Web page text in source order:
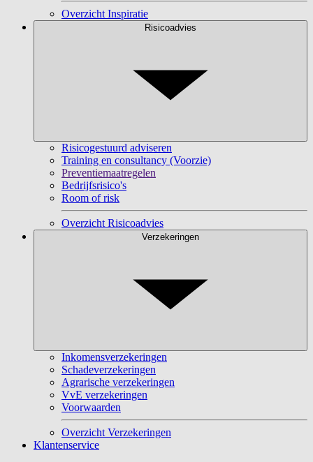
Overzicht Inspiratie
Risicoadvies
Risicogestuurd adviseren
Training en consultancy (Voorzie)
Preventiemaatregelen
Bedrijfsrisico's
Room of risk
Overzicht Risicoadvies
Verzekeringen
Inkomensverzekeringen
Schadeverzekeringen
Agrarische verzekeringen
VvE verzekeringen
Voorwaarden
Overzicht Verzekeringen
Klantenservice